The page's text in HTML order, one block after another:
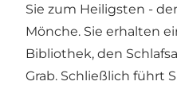
Sie zum Heiligsten -
Mönche. Sie erhalten
Bibliothek, den
Grab. Schließlich führt